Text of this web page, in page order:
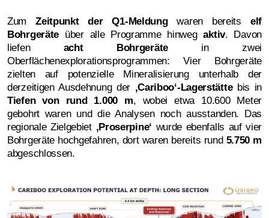
ZumZeitpunkt der Q1-Meldungwaren bereits elf
Bohrgeräte über alle Programme hinwegaktiv. Davon
liefen acht Bohrgerätein zwei
Oberflächenexplorationsprogrammen: Vier Bohrgeräte
zielten auf potenzielle Mineralisierung unterhalb der
derzeitigen Ausdehnung der ‚Cariboo‘-Lagerstättebis in
Tiefen von rund 1.000 m, wobei etwa 10.600 Meter
gebohrt waren und die Analysen noch ausstanden. Das
regionale Zielgebiet ‚Proserpine‘ wurde ebenfalls auf vier
Bohrgeräte hochgefahren, dort waren bereits rund 5.750 m
abgeschlossen.